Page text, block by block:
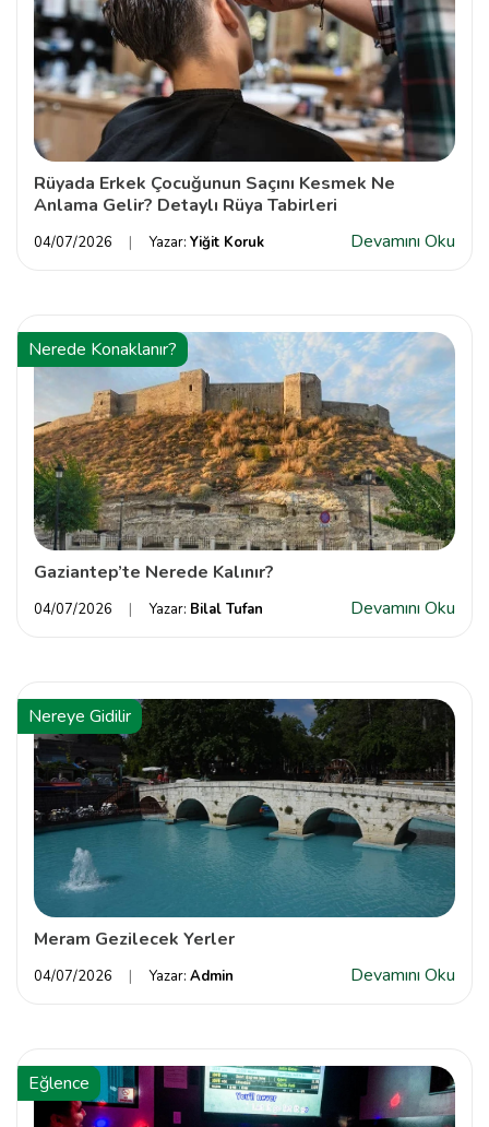
Rüyada Erkek Çocuğunun Saçını Kesmek Ne
Anlama Gelir? Detaylı Rüya Tabirleri
04/07/2026 Yazar: Yiğit Koruk Devamını Oku
Nerede Konaklanır?
Gaziantep’te Nerede Kalınır?
04/07/2026 Yazar: Bilal Tufan Devamını Oku
Nereye Gidilir
Meram Gezilecek Yerler
04/07/2026 Yazar: Admin Devamını Oku
Eğlence